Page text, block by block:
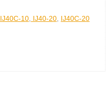
IJ40C-10 IJ40-20 IJ40C-20